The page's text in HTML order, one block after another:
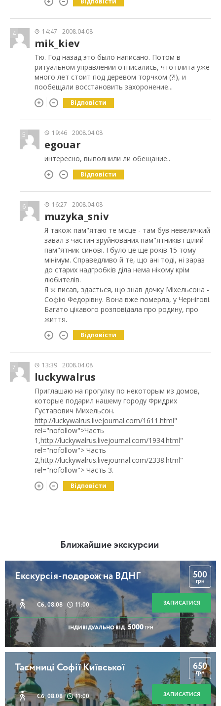
4 14:47 2008.04.08
mik_kiev
Тю. Год назад это было написано. Потом в
ритуальном управлении отписались, что плита уже
много лет стоит под деревом торчком (?!), и
пообещали восстановить захоронение...
Відповісти
5 19:46 2008.04.08
egouar
интересно, выполнили ли обещание..
Відповісти
6 16:27 2008.04.08
muzyka_sniv
Я також пам"ятаю те місце - там був невеличкий
завал з частин зруйнованих пам"ятників і цілий
пам"ятник синові. І було це ще років 15 тому
мінімум. Справедливо й те, що ані тоді, ні зараз
до старих надгробків діла нема нікому крім
любителів.
Я ж писав, здається, що знав дочку Міхельсона -
Софію Федорівну. Вона вже померла, у Чернігові.
Багато цікавого розповідала про родину, про
життя.
Відповісти
7 13:39 2008.04.08
luckywalrus
Приглашаю на прогулку по некоторым из домов,
которые подарил нашему городу Фридрих
Густавович Михельсон.
http://luckywalrus.livejournal.com/1611.html"
rel="nofollow">Часть
1,http://luckywalrus.livejournal.com/1934.html"
rel="nofollow"> Часть
2,http://luckywalrus.livejournal.com/2338.html"
rel="nofollow"> Часть 3.
Відповісти
Ближайшие экскурсии
Екскурсія-подорож на ВДНГ
Сб, 08.08 11:00
500
грн
ЗАПИСАТИСЯ
ІНДИВІДУАЛЬНО ВІД 5000 ГРН
Таємниці Софії Київської
Сб, 08.08 11:00
650
грн
ЗАПИСАТИСЯ